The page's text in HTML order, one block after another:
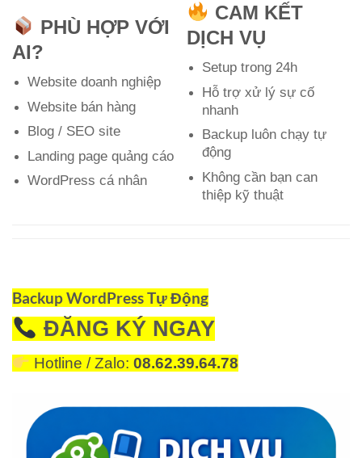
PHÙ HỢP VỚI
AI?
Website doanh nghiệp
Website bán hàng
Blog / SEO site
Landing page quảng cáo
WordPress cá nhân
CAM KẾT
DỊCH VỤ
Setup trong 24h
Hỗ trợ xử lý sự cố
nhanh
Backup luôn chạy tự
động
Không cần bạn can
thiệp kỹ thuật
Backup WordPress Tự Động
ĐĂNG KÝ NGAY
Hotline / Zalo: 08.62.39.64.78